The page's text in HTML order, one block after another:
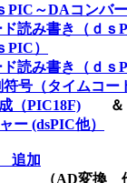
PIC～DAコンバ
ド読み書き（ｄｓ
PIC）
ド読み書き（ｄｓ
符号（タイ
（PIC18F)
ー (dsPIC他）
追加
他